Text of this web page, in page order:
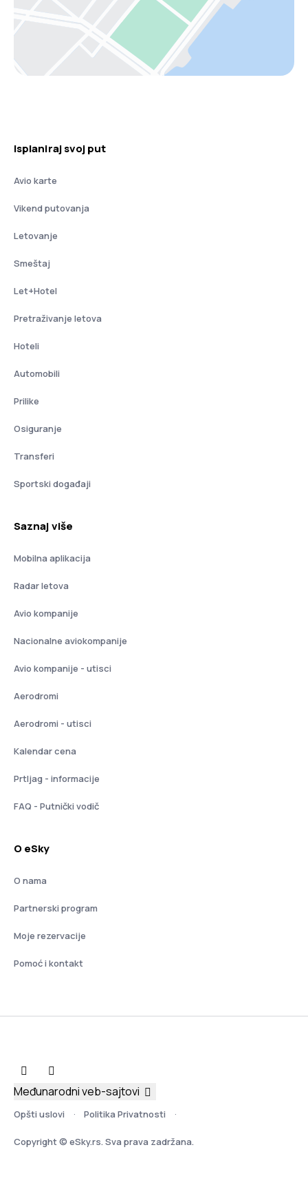
Isplaniraj svoj put
Avio karte
Vikend putovanja
Letovanje
Smeštaj
Let+Hotel
Pretraživanje letova
Hoteli
Automobili
Prilike
Osiguranje
Transferi
Sportski događaji
Saznaj više
Mobilna aplikacija
Radar letova
Avio kompanije
Nacionalne aviokompanije
Avio kompanije - utisci
Aerodromi
Aerodromi - utisci
Kalendar cena
Prtljag - informacije
FAQ - Putnički vodič
O eSky
O nama
Partnerski program
Moje rezervacije
Pomoć i kontakt
Opšti uslovi Politika Privatnosti
Copyright © eSky.rs. Sva prava zadržana.
Međunarodni veb-sajtovi